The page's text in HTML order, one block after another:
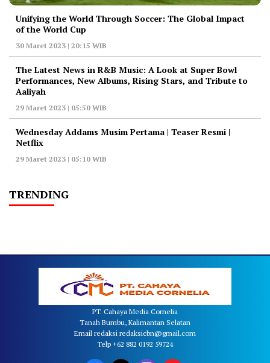
Unifying the World Through Soccer: The Global Impact
of the World Cup
30 Maret 2023 | 20:15 WIB
The Latest News in R&B Music: A Look at Super Bowl
Performances, New Albums, Rising Stars, and Tribute to
Aaliyah
29 Maret 2023 | 05:50 WIB
Wednesday Addams Musim Pertama | Teaser Resmi |
Netflix
29 Maret 2023 | 05:10 WIB
TRENDING
PT. Cahaya Media Cornelia
Tanah Bumbu, Kalimantan Selatan
Email redaksi redaksicbn@gmail.com
Telp +62 882 0192 59724